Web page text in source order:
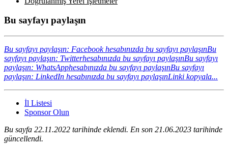
Bu sayfayı paylaşın
Bu sayfayı paylaşın: Facebook hesabınızda bu sayfayı paylaşınBu
sayfayı paylaşın: Twitterhesabınızda bu sayfayı paylaşınBu sayfayı
paylaşın: WhatsApphesabınızda bu sayfayı paylaşınBu sayfayı
paylaşın: LinkedIn hesabınızda bu sayfayı paylaşınLinki kopyala...
İl Listesi
Sponsor Olun
Bu sayfa 22.11.2022 tarihinde eklendi. En son 21.06.2023 tarihinde
güncellendi.